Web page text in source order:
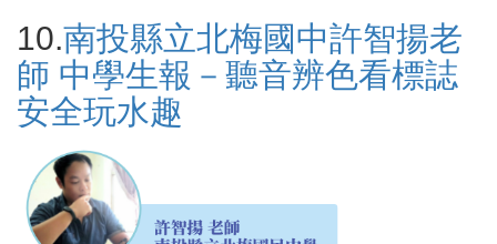
10.南投縣立北梅國中許智揚老
師 中學生報－聽音辨色看標誌
安全玩水趣